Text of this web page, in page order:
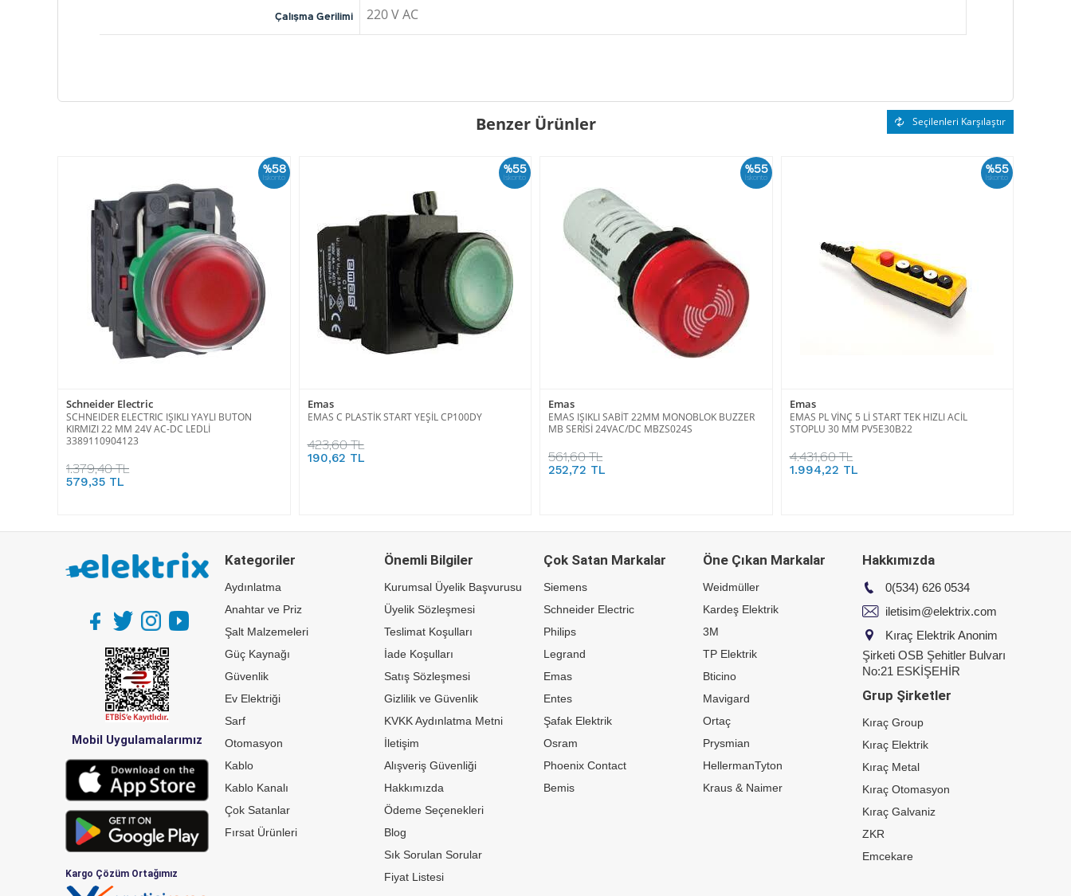
Çalışma Gerilimi 220 V AC
Benzer Ürünler Seçilenleri Karşılaştır
%58
İskonto
Schneider Electric
SCHNEIDER ELECTRIC IŞIKLI YAYLI BUTON
KIRMIZI 22 MM 24V AC-DC LEDLİ
3389110904123
1.379,40 TL
579,35 TL
%55
İskonto
Emas
EMAS C PLASTİK START YEŞİL CP100DY
423,60 TL
190,62 TL
%55
İskonto
Emas
EMAS IŞIKLI SABİT 22MM MONOBLOK BUZZER
MB SERİSİ 24VAC/DC MBZS024S
561,60 TL
252,72 TL
%55
İskonto
Emas
EMAS PL VİNÇ 5 Lİ START TEK HIZLI ACİL
STOPLU 30 MM PV5E30B22
4.431,60 TL
1.994,22 TL
Mobil Uygulamalarımız
Kargo Çözüm Ortağımız
Kategoriler
Aydınlatma
Anahtar ve Priz
Şalt Malzemeleri
Güç Kaynağı
Güvenlik
Ev Elektriği
Sarf
Otomasyon
Kablo
Kablo Kanalı
Çok Satanlar
Fırsat Ürünleri
Önemli Bilgiler
Kurumsal Üyelik Başvurusu
Üyelik Sözleşmesi
Teslimat Koşulları
İade Koşulları
Satış Sözleşmesi
Gizlilik ve Güvenlik
KVKK Aydınlatma Metni
İletişim
Alışveriş Güvenliği
Hakkımızda
Ödeme Seçenekleri
Blog
Sık Sorulan Sorular
Fiyat Listesi
Çok Satan Markalar
Siemens
Schneider Electric
Philips
Legrand
Emas
Entes
Şafak Elektrik
Osram
Phoenix Contact
Bemis
Öne Çıkan Markalar
Weidmüller
Kardeş Elektrik
3M
TP Elektrik
Bticino
Mavigard
Ortaç
Prysmian
HellermanTyton
Kraus & Naimer
Hakkımızda
0(534) 626 0534
iletisim@elektrix.com
Kıraç Elektrik Anonim
Şirketi OSB Şehitler Bulvarı
No:21 ESKİŞEHİR
Grup Şirketler
Kıraç Group
Kıraç Elektrik
Kıraç Metal
Kıraç Otomasyon
Kıraç Galvaniz
ZKR
Emcekare